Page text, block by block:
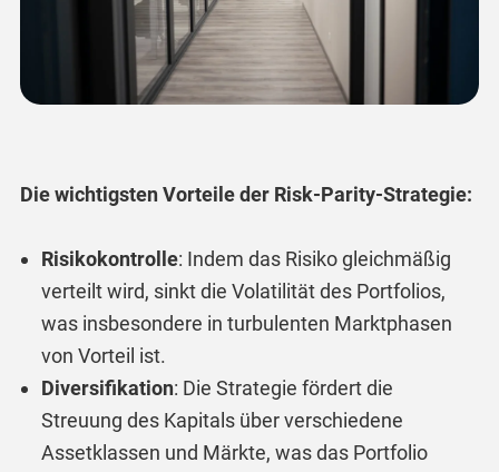
Die wichtigsten Vorteile der Risk-Parity-Strategie:
Risikokontrolle: Indem das Risiko gleichmäßig
verteilt wird, sinkt die Volatilität des Portfolios,
was insbesondere in turbulenten Marktphasen
von Vorteil ist.
Diversifikation: Die Strategie fördert die
Streuung des Kapitals über verschiedene
Assetklassen und Märkte, was das Portfolio